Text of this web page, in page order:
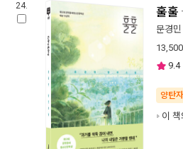
24. 훌훌
문경민
13,500
9.4
양탄
이